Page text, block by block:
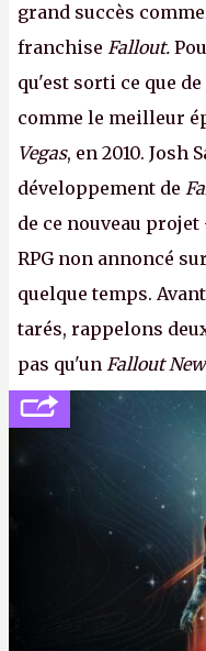
grand succès
franchise Fallout.
qu'est sorti ce que
comme le meilleur
Vegas, en 2010. Josh
développement de
de ce nouveau
RPG non annoncé
quelque temps.
tarés, rappelons
pas qu'un Fallout
développement
peut-être sur
Fallout
Lapins Crétins) et
le même studio qu'il
peut commencer à